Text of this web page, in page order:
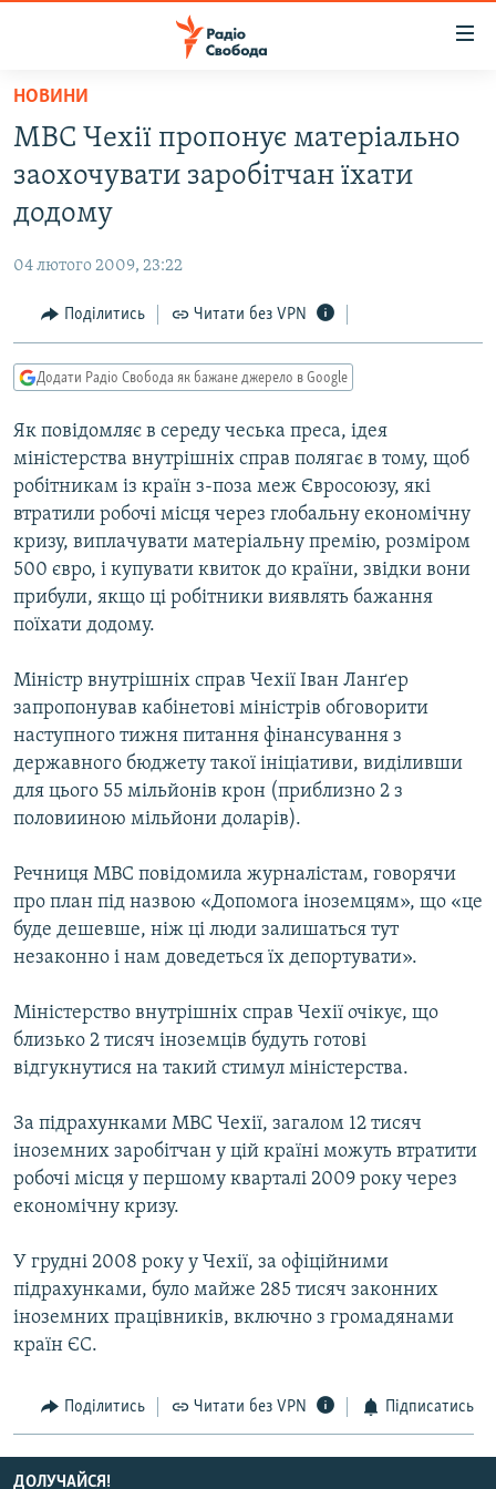
Перейти
основного
матеріалу
до
основної
Перейти
до
пошуку
СУСПІЛЬСТВО
УКРАЇНА
СВІТ
РОСІЙСЬКА «ФІЛЬТРАЦІЯ»
ДОНБАС.РЕАЛІЇ
ТИ ЯК?
СХЕМИ
КИТАЙ.ВИКЛИКИ
МУЛЬТИМЕДІА
ФОТО
СПЕЦПРОЄКТИ
ПОДКАСТИ
КРИМ РЕАЛІЇ
РУС
УКР
КТАТ
ДОЛУЧАЙСЯ!
Усі сайти RFE/RL
НОВИНИ
МВС Чехії пропонує матеріально
заохочувати заробітчан їхати
додому
04 лютого 2009, 23:22
Поділитись Читати без VPN
Додати Радіо Свобода як бажане джерело в Google
Як повідомляє в середу чеська преса, ідея
міністерства внутрішніх справ полягає в тому, щоб
робітникам із країн з-поза меж Євросоюзу, які
втратили робочі місця через глобальну економічну
кризу, виплачувати матеріальну премію, розміром
500 євро, і купувати квиток до країни, звідки вони
прибули, якщо ці робітники виявлять бажання
поїхати додому.
Міністр внутрішніх справ Чехії Іван Ланґер
запропонував кабінетові міністрів обговорити
наступного тижня питання фінансування з
державного бюджету такої ініціативи, виділивши
для цього 55 мільйонів крон (приблизно 2 з
половииною мільйони доларів).
Речниця МВС повідомила журналістам, говорячи
про план під назвою «Допомога іноземцям», що «це
буде дешевше, ніж ці люди залишаться тут
незаконно і нам доведеться їх депортувати».
Міністерство внутрішніх справ Чехії очікує, що
близько 2 тисяч іноземців будуть готові
відгукнутися на такий стимул міністерства.
За підрахунками МВС Чехії, загалом 12 тисяч
іноземних заробітчан у цій країні можуть втратити
робочі місця у першому кварталі 2009 року через
економічну кризу.
У грудні 2008 року у Чехії, за офіційними
підрахунками, було майже 285 тисяч законних
іноземних працівників, включно з громадянами
країн ЄС.
Поділитись Читати без VPN Підписатись
ДОЛУЧАЙСЯ!